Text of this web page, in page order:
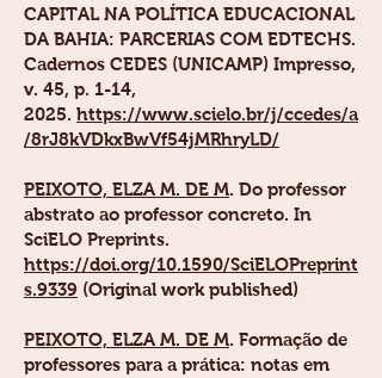
CAPITAL NA POLÍTICA EDUCACIONAL
DA BAHIA: PARCERIAS COM EDTECHS.
Cadernos CEDES (UNICAMP) Impresso,
v. 45, p. 1-14,
2025. https://www.scielo.br/j/ccedes/a
/8rJ8kVDkxBwVf54jMRhryLD/
PEIXOTO, ELZA M. DE M. Do professor
abstrato ao professor concreto. In
SciELO Preprints.
https://doi.org/10.1590/SciELOPreprint
s.9339 (Original work published)
PEIXOTO, ELZA M. DE M. Formação de
professores para a prática: notas em